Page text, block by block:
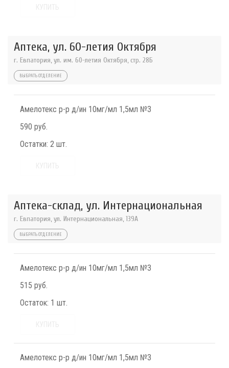
Аптека, ул. 60-летия Октября
г. Евпатория, ул. им. 60-летия Октября, стр. 28Б
ВЫБРАТЬ ОТДЕЛЕНИЕ
Амелотекс р-р д/ин 10мг/мл 1,5мл №3
590 руб.
Остатки: 2 шт.
Аптека-склад, ул. Интернациональная
г. Евпатория, ул. Интернациональная, 139А
ВЫБРАТЬ ОТДЕЛЕНИЕ
Амелотекс р-р д/ин 10мг/мл 1,5мл №3
515 руб.
Остаток: 1 шт.
Амелотекс р-р д/ин 10мг/мл 1,5мл №3